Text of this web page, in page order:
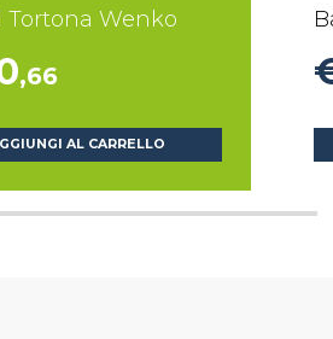
Tortona Wenko
,66
AL CARRELLO